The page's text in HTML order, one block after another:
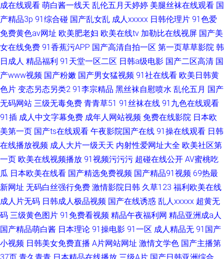
成在线观看 萌白酱一线天 乱伦五月天婷婷 美腿丝袜在线观看 国
产精品3p 91综合碰 国产乱女乱 成人xxxxx 日韩伦理片 91色爱
免费黄色av网址 欧美肥老妇 欧美在线tv 加勒比在线视屏 国产美
女在线免费 91香蕉污APP 国产高清自拍一区 第一页草草影院 韩
日成人 精品福利 91天堂一区二区 日韩a级电影 国产二区高清 国
产www视频 国产粉嫩 国产男女猛视频 91社在线看 欧美日韩黄
色片 变态另态另类2 91李宗精品 黑丝袜自慰喷水 乱伦五月 国产
无码网站 三级无毒免费 青青草51 91丝袜在线 91九色在线观看
91插 成人中文字幕免费 成年人网站视频 免费在线影院 日本欧
美第一页 国产ts在线观看 午夜影院国产在线 91操在线观看 日韩
在线播放视频 成人大片一级天天 内射性爱网址大全 欧美社区第
一页 欧美在线视频播放 91视频污污污 超碰在线公开 AV蜜桃吃
瓜 日本欧美在线看 国产精选免费视频 国产精品91视频 69热最
新网址 无码白丝强行免费 激情影院日韩 久草123 福利欧美在线
成人片无码 日韩成人极品视频 国产在线诱惑 乱人xxxxx 超黄无
码 三级黄色图片 91免费看视频 精品午夜福利网 精品亚洲成a人
国产精品萌白酱 日本理论 91操电影 91一区 成人精品无 91国产
小视频 日韩美女免费直播 A片网站网址 激情文学色 国产主播第